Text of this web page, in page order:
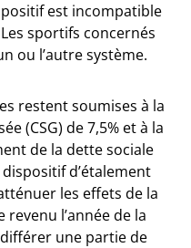
est incompatible
sportifs concernés
ou l’autre système.
restent soumises à la
(CSG) de 7,5% et à la
de la dette sociale
dispositif d’étalement
les effets de la
l’année de la
une partie de